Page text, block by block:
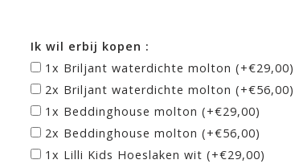
Ik wil erbij kopen :
1x Briljant waterdichte molton (+€29,00)
2x Briljant waterdichte molton (+€56,00)
1x Beddinghouse molton (+€29,00)
2x Beddinghouse molton (+€56,00)
1x Lilli Kids Hoeslaken wit (+€29,00)